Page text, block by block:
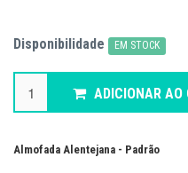
Disponibilidade EM STOCK
ADICIONAR AO
Almofada Alentejana - Padrão